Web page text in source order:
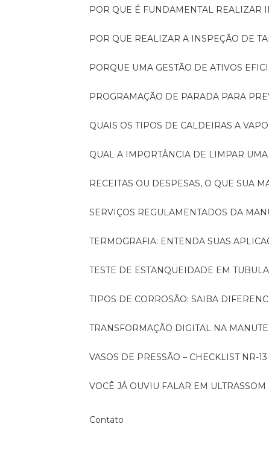
POR QUE É FUNDAMENTAL REALIZAR
POR QUE REALIZAR A INSPEÇÃO DE
PORQUE UMA GESTÃO DE ATIVOS
PROGRAMAÇÃO DE PARADA PARA
QUAIS OS TIPOS DE CALDEIRAS A
QUAL A IMPORTÂNCIA DE LIMPAR
RECEITAS OU DESPESAS, O QUE SUA
SERVIÇOS REGULAMENTADOS DA
TERMOGRAFIA: ENTENDA SUAS
TESTE DE ESTANQUEIDADE EM
TIPOS DE CORROSÃO: SAIBA
TRANSFORMAÇÃO DIGITAL NA
VASOS DE PRESSÃO – CHECKLIST NR-13
VOCÊ JÁ OUVIU FALAR EM
Contato